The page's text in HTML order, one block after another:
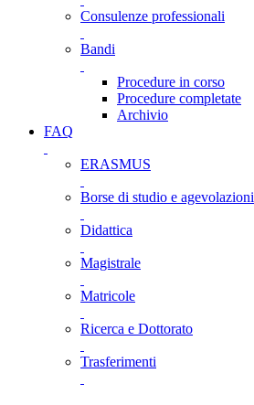
Consulenze professionali
Bandi
Procedure in corso
Procedure completate
Archivio
FAQ
ERASMUS
Borse di studio e agevolazioni
Didattica
Magistrale
Matricole
Ricerca e Dottorato
Trasferimenti